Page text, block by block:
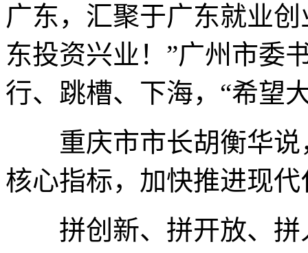
广东，汇聚于广东就业
东投资兴业！”广州市委
行、跳槽、下海，“希望
重庆市市长胡衡华说
核心指标，加快推进现
拼创新、拼开放、拼